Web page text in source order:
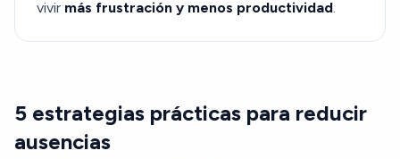
vivir más frustración y menos productividad.
5 estrategias prácticas para reducir
ausencias